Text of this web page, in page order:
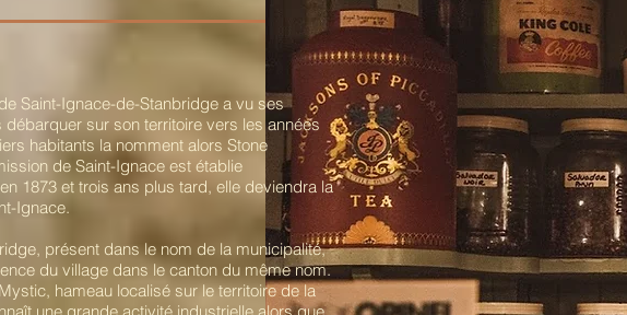
Saint-Ignace-de-Stanbridge a vu ses
débarquer sur son territoire vers les années
habitants la nomment alors Stone
de Saint-Ignace est établie
1873 et trois ans plus tard, elle deviendra la
Ignace.
présent dans le nom de la municipalité,
du village dans le canton du même nom.
hameau localisé sur le territoire de la